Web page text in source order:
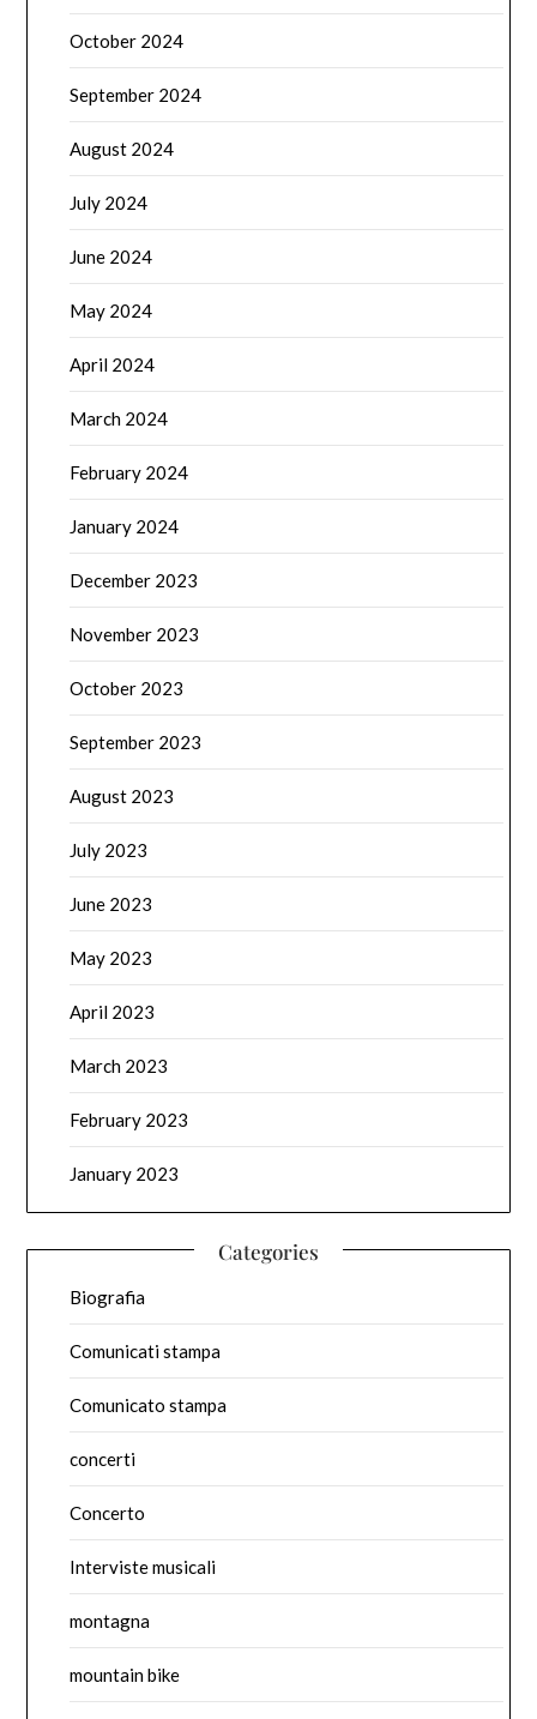
October 2024
September 2024
August 2024
July 2024
June 2024
May 2024
April 2024
March 2024
February 2024
January 2024
December 2023
November 2023
October 2023
September 2023
August 2023
July 2023
June 2023
May 2023
April 2023
March 2023
February 2023
January 2023
Categories
Biografia
Comunicati stampa
Comunicato stampa
concerti
Concerto
Interviste musicali
montagna
mountain bike